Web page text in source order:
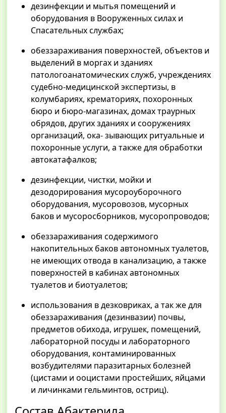
дезинфекции и мытья помещений и
оборудования в Вооруженных силах и
Спасательных службах;
обеззараживания поверхностей, объектов и
выделений в моргах и зданиях
патологоанатомических служб, учреждениях
судебно-медицинской экспертизы, в
колумбариях, крематориях, похоронных
бюро и бюро-магазинах, домах траурных
обрядов, других зданиях и сооружениях
организаций, ока- зывающих ритуальные и
похоронные услуги, а также для обработки
автокатафалков;
дезинфекции, чистки, мойки и
дезодорирования мусороуборочного
оборудования, мусоровозов, мусорных
баков и мусоросборников, мусоропроводов;
обеззараживания содержимого
накопительных баков автономных туалетов,
не имеющих отвода в канализацию, а также
поверхностей в кабинах автономных
туалетов и биотуалетов;
использования в дезковриках, а так же для
обеззараживания (дезинвазии) почвы,
предметов обихода, игрушек, помещений,
лабораторной посуды и лабораторного
оборудования, контаминированных
возбудителями паразитарных болезней
(цистами и ооцистами простейших, яйцами
и личинками гельминтов, остриц).